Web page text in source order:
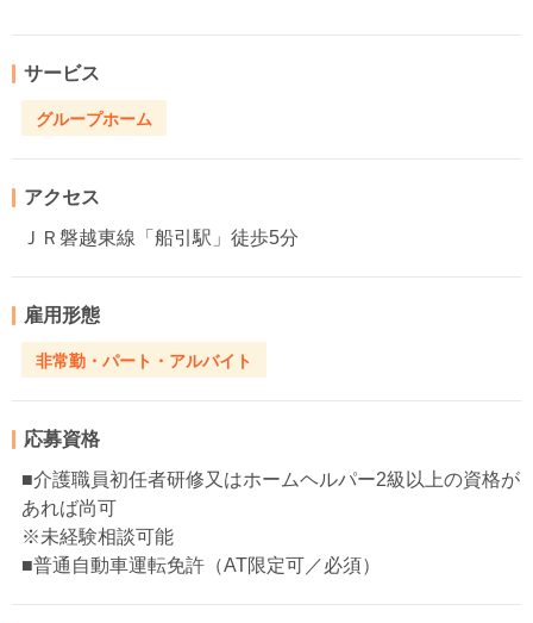
サービス
グループホーム
アクセス
ＪＲ磐越東線「船引駅」徒歩5分
雇用形態
非常勤・パート・アルバイト
応募資格
■介護職員初任者研修又はホームヘルパー2級以上の資格が
あれば尚可
※未経験相談可能
■普通自動車運転免許（AT限定可／必須）